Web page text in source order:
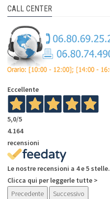
CALL CENTER
Eccellente
5,0/5
4.164
recensioni
Le nostre recensioni a 4 e 5 stelle.
Clicca qui per leggerle tutte >
Precedente
Successivo